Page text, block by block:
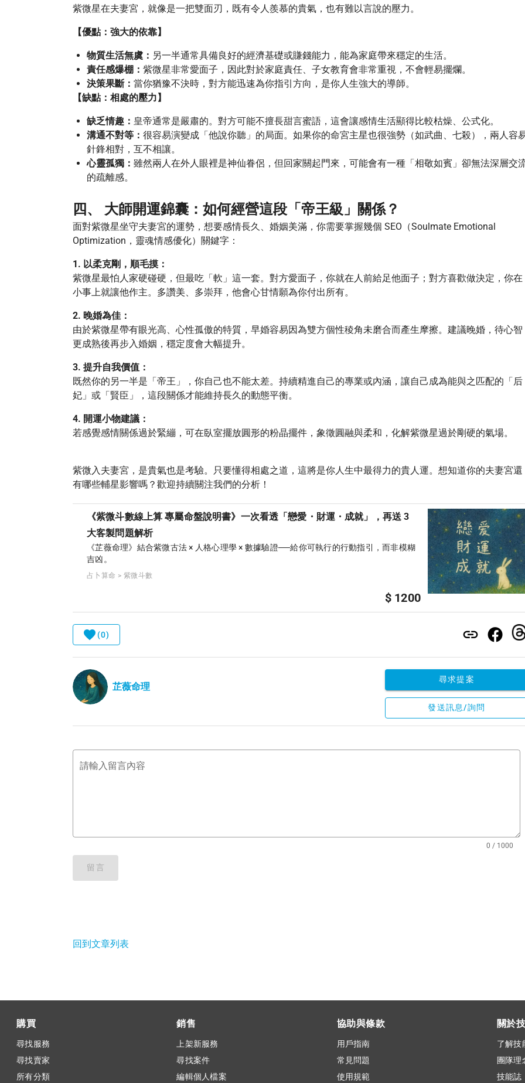
紫微星在夫妻宮，就像是一把雙面刃，既有令人羨慕的貴氣，也有難以言說的壓力。
【優點：強大的依靠】
物質生活無虞： 另一半通常具備良好的經濟基礎或賺錢能力，能為家庭帶來穩定的生活。
責任感爆棚： 紫微星非常愛面子，因此對於家庭責任、子女教育會非常重視，不會輕易擺爛。
決策果斷： 當你猶豫不決時，對方能迅速為你指引方向，是你人生強大的導師。
【缺點：相處的壓力】
缺乏情趣： 皇帝通常是嚴肅的。對方可能不擅長甜言蜜語，這會讓感情生活顯得比較枯燥、公式化。
溝通不對等： 很容易演變成「他說你聽」的局面。如果你的命宮主星也很強勢（如武曲、七殺），兩人容
針鋒相對，互不相讓。
心靈孤獨： 雖然兩人在外人眼裡是神仙眷侶，但回家關起門來，可能會有一種「相敬如賓」卻無法深層交
的疏離感。
四、 大師開運錦囊：如何經營這段「帝王級」關係？
面對紫微星坐守夫妻宮的運勢，想要感情長久、婚姻美滿，你需要掌握幾個 SEO（Soulmate Emotional
Optimization，靈魂情感優化）關鍵字：
1. 以柔克剛，順毛摸：
紫微星最怕人家硬碰硬，但最吃「軟」這一套。對方愛面子，你就在人前給足他面子；對方喜歡做決定，你在
小事上就讓他作主。多讚美、多崇拜，他會心甘情願為你付出所有。
2. 晚婚為佳：
由於紫微星帶有眼光高、心性孤傲的特質，早婚容易因為雙方個性稜角未磨合而產生摩擦。建議晚婚，待心智
更成熟後再步入婚姻，穩定度會大幅提升。
3. 提升自我價值：
既然你的另一半是「帝王」，你自己也不能太差。持續精進自己的專業或內涵，讓自己成為能與之匹配的「后
妃」或「賢臣」，這段關係才能維持長久的動態平衡。
4. 開運小物建議：
若感覺感情關係過於緊繃，可在臥室擺放圓形的粉晶擺件，象徵圓融與柔和，化解紫微星過於剛硬的氣場。
紫微入夫妻宮，是貴氣也是考驗。只要懂得相處之道，這將是你人生中最得力的貴人運。想知道你的夫妻宮還
有哪些輔星影響嗎？歡迎持續關注我們的分析！
《紫微斗數線上算 專屬命盤說明書》一次看透「戀愛・財運・成就」，再送 3
大客製問題解析
《芷薇命理》結合紫微古法 × 人格心理學 × 數據驗證──給你可執行的行動指引，而非模糊
吉凶。
占卜算命 > 紫微斗數
$ 1200
(0)
芷薇命理
尋求提案
發送訊息/詢問
請輸入留言內容
0 / 1000
留言
回到文章列表
購買
尋找服務
尋找賣家
所有分類
銷售
上架新服務
尋找案件
編輯個人檔案
協助與條款
用戶指南
常見問題
使用規範
關於
了解技
團隊理
技能誌